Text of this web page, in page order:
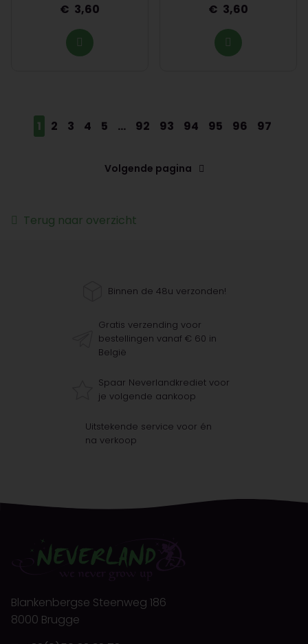
3,60 3,60
1 2 3 4 5 ... 92 93 94 95 96 97
Volgende pagina
Terug naar overzicht
Binnen de 48u verzonden!
Gratis verzending voor
bestellingen vanaf € 60 in
België
Spaar Neverlandkrediet voor
je volgende aankoop
Uitstekende service voor én
na verkoop
Blankenbergse Steenweg 186
8000 Brugge